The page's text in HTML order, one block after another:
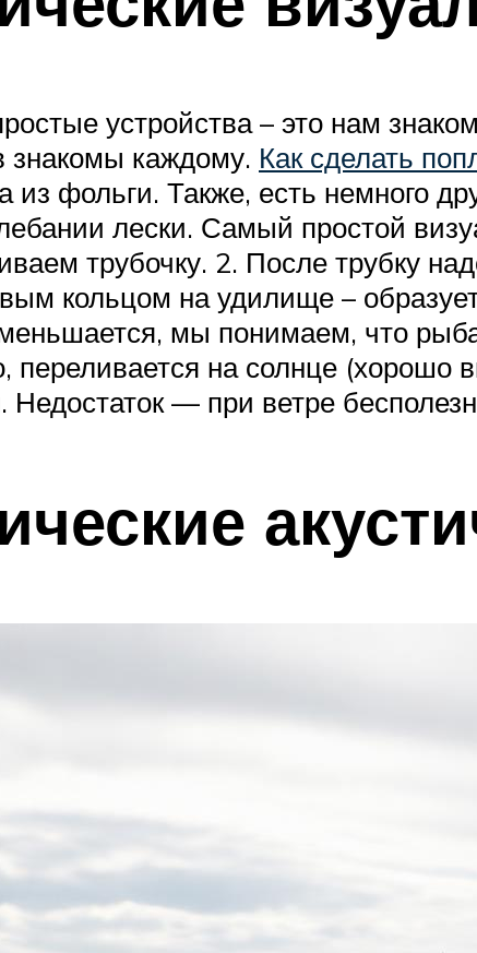
устройства – это нам
знакомы каждому. Как сделать
из фольги. Также, есть немного
лески. Самый простой
трубочку. 2. После трубку
кольцом на удилище –
мы понимаем, что
переливается на солнце
Недостаток — при ветре